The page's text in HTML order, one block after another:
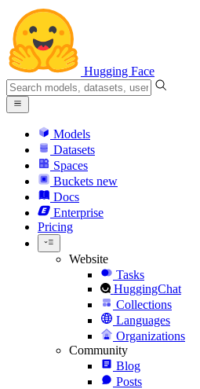
Hugging Face
Models
Datasets
Spaces
Buckets new
Docs
Enterprise
Pricing
Website
Tasks
HuggingChat
Collections
Languages
Organizations
Community
Blog
Posts